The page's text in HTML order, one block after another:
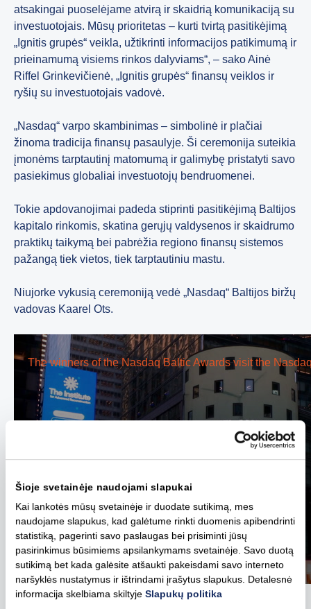
Šioje svetainėje naudojami slapukai
Kai lankotės mūsų svetainėje ir duodate sutikimą, mes
naudojame slapukus, kad galėtume rinkti duomenis apibendrinti
statistiką, pagerinti savo paslaugas bei prisiminti jūsų
pasirinkimus būsimiems apsilankymams svetainėje. Savo duotą
sutikimą bet kada galėsite atšaukti pakeisdami savo interneto
naršyklės nustatymus ir ištrindami įrašytus slapukus. Detalesnė
informacija skelbiama skiltyjeSlapukų politika
atsakingai puoselėjame atvirą ir skaidrią komunikaciją su
investuotojais. Mūsų prioritetas – kurti tvirtą pasitikėjimą
„Ignitis grupės“ veikla, užtikrinti informacijos patikimumą ir
prieinamumą visiems rinkos dalyviams“, – sako Ainė
Riffel Grinkevičienė, „Ignitis grupės“ finansų veiklos ir
ryšių su investuotojais vadovė.
„Nasdaq“ varpo skambinimas – simbolinė ir plačiai
žinoma tradicija finansų pasaulyje. Ši ceremonija suteikia
įmonėms tarptautinį matomumą ir galimybę pristatyti savo
pasiekimus globaliai investuotojų bendruomenei.
Tokie apdovanojimai padeda stiprinti pasitikėjimą Baltijos
kapitalo rinkomis, skatina gerųjų valdysenos ir skaidrumo
praktikų taikymą bei pabrėžia regiono finansų sistemos
pažangą tiek vietos, tiek tarptautiniu mastu.
Niujorke vykusią ceremoniją vedė „Nasdaq“ Baltijos biržų
vadovas Kaarel Ots.